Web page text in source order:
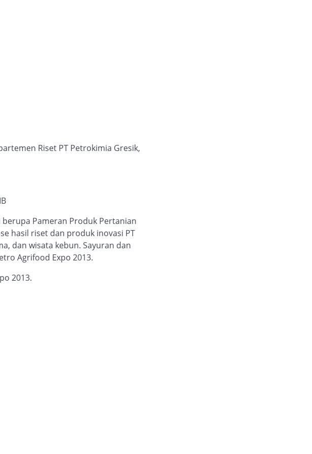
Riset PT Petrokimia Gresik,
berupa Pameran Produk Pertanian
hasil riset dan produk inovasi PT
dan wisata kebun. Sayuran dan
Agrifood Expo 2013.
2013.